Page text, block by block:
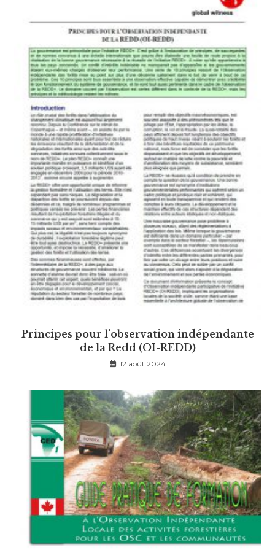
Principes pour l’observation indépendante
de la Redd (OI-REDD)
12 août 2024